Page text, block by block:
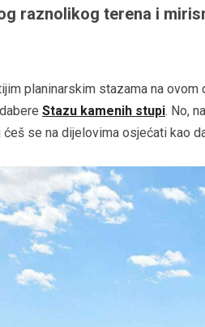
raznolikog terena i
planinarskim stazama na
Stazu kamenih stupi. No,
se na dijelovima osjećati kao